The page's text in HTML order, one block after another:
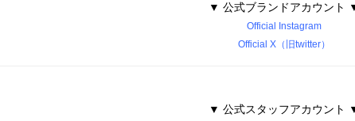
▼ 公式ブランドアカウント
Official Instagram
Official X（旧twitter）
▼ 公式スタッフアカウント